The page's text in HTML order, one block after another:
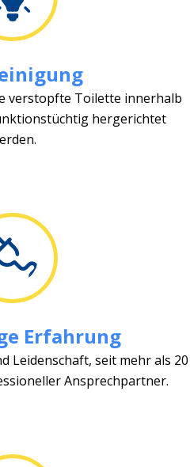
verstopfte Toilette innerhalb
hergerichtet
Erfahrung
Leidenschaft, seit mehr als 20
Ansprechpartner.